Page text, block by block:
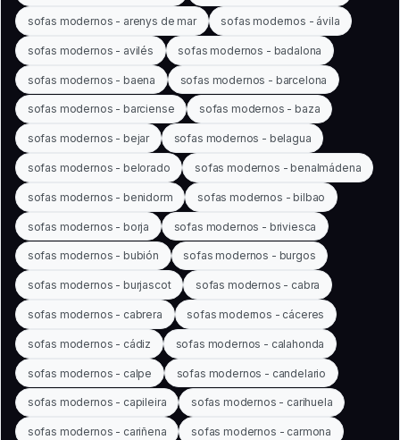
sofas modernos - arenys de mar sofas modernos - ávila
sofas modernos - avilés sofas modernos - badalona
sofas modernos - baena sofas modernos - barcelona
sofas modernos - barciense sofas modernos - baza
sofas modernos - bejar sofas modernos - belagua
sofas modernos - belorado sofas modernos - benalmádena
sofas modernos - benidorm sofas modernos - bilbao
sofas modernos - borja sofas modernos - briviesca
sofas modernos - bubión sofas modernos - burgos
sofas modernos - burjascot sofas modernos - cabra
sofas modernos - cabrera sofas modernos - cáceres
sofas modernos - cádiz sofas modernos - calahonda
sofas modernos - calpe sofas modernos - candelario
sofas modernos - capileira sofas modernos - carihuela
sofas modernos - cariñena sofas modernos - carmona